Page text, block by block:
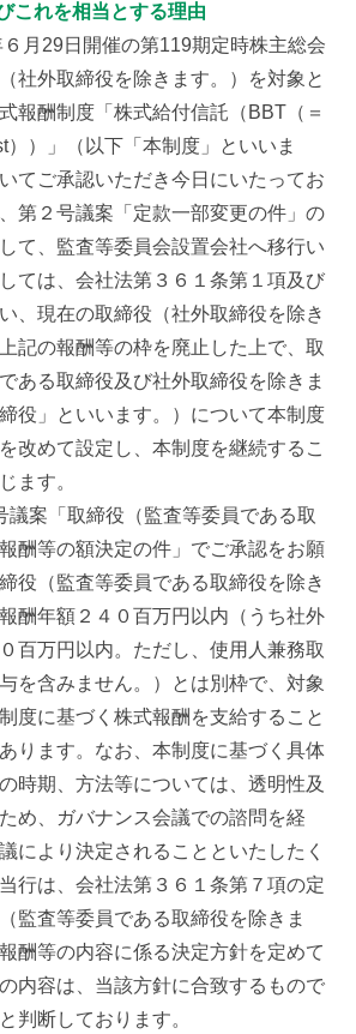
これを相当とする理由
月29日開催の第119期定時株主総会
社外取締役を除きます。）を対象と
報酬制度「株式給付信託（BBT（＝
））」（以下「本制度」といいま
てご承認いただき今日にいたってお
第２号議案「定款一部変更の件」の
て、監査等委員会設置会社へ移行い
ては、会社法第３６１条第１項及び
、現在の取締役（社外取締役を除き
記の報酬等の枠を廃止した上で、取
ある取締役及び社外取締役を除きま
役」といいます。）について本制度
改めて設定し、本制度を継続するこ
ます。
案「取締役（監査等委員である取
酬等の額決定の件」でご承認をお願
役（監査等委員である取締役を除き
酬年額２４０百万円以内（うち社外
百万円以内。ただし、使用人兼務取
を含みません。）とは別枠で、対象
度に基づく株式報酬を支給すること
ります。なお、本制度に基づく具体
時期、方法等については、透明性及
め、ガバナンス会議での諮問を経
により決定されることといたしたく
行は、会社法第３６１条第７項の定
監査等委員である取締役を除きま
酬等の内容に係る決定方針を定めて
内容は、当該方針に合致するもので
判断しております。